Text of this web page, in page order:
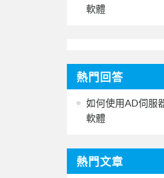
軟體
熱門回答
如何使用AD伺服
軟體
熱門文章